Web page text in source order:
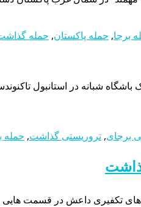
برجا, حمله پاکستان, حمله
برجای, تروریستی گذاشت, حمله